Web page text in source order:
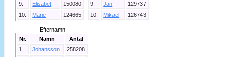
9.
Elisabet
150080
10.
Marie 124665
9.
Jan
129737
10.
Mikael 126743
Efternamn
Nr.
Namn
Antal
1.
Johansson
258208